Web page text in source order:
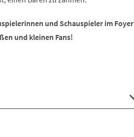
und Schauspieler im Foyer
und kleinen Fans!